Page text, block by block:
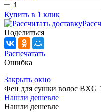
Купить в 1 клик
Поделиться
Распечатать
Ошибка
Закрыть окно
Фен для сушки волос BXG
Нашли дешевле
Нашли дешевле